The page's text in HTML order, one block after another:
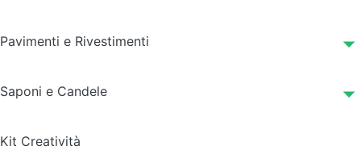
Pavimenti e Rivestimenti
Saponi e Candele
Kit Creatività